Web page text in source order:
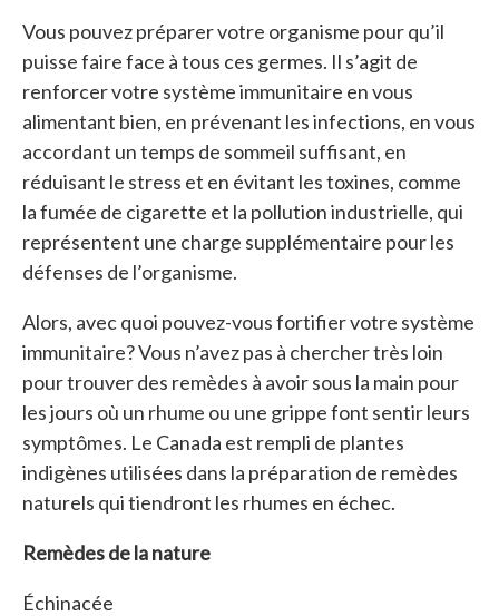
Vous pouvez préparer votre organisme pour qu’il
puisse faire face à tous ces germes. Il s’agit de
renforcer votre système immunitaire en vous
alimentant bien, en prévenant les infections, en vous
accordant un temps de sommeil suffisant, en
réduisant le stress et en évitant les toxines, comme
la fumée de cigarette et la pollution industrielle, qui
représentent une charge supplémentaire pour les
défenses de l’organisme.
Alors, avec quoi pouvez-vous fortifier votre système
immunitaire? Vous n’avez pas à chercher très loin
pour trouver des remèdes à avoir sous la main pour
les jours où un rhume ou une grippe font sentir leurs
symptômes. Le Canada est rempli de plantes
indigènes utilisées dans la préparation de remèdes
naturels qui tiendront les rhumes en échec.
Remèdes de la nature
Échinacée